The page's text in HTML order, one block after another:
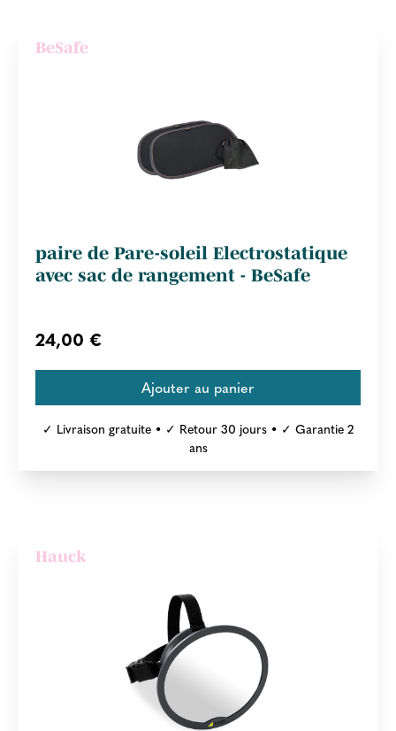
BeSafe
paire de Pare-soleil Electrostatique
avec sac de rangement - BeSafe
24,00 €
✓ Livraison gratuite • ✓ Retour 30 jours • ✓ Garantie 2
ans
Hauck